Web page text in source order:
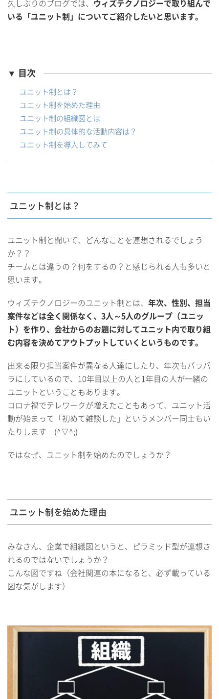
久しぶりのブログでは、 ウィズテクノロジーで取り組んで
いる「ユニット制」についてご紹介したいと思います。
▼ 目次
ユニット制とは？
ユニット制を始めた理由
ユニット制の組織図とは
ユニット制の具体的な活動内容は？
ユニット制を導入してみて
ユニット制とは？
ユニット制と聞いて、どんなことを連想されるでしょう
か？？
チームとは違うの？何をするの？と感じられる人も多いと
思います。
ウィズテクノロジーのユニット制とは、 年次、性別、担当
案件などは全く関係なく、3人～5人のグループ（ユニッ
ト）を作り、会社からのお題に対してユニット内で取り組
む内容を決めてアウトプットしていくというものです。
出来る限り担当案件が異なる人達にしたり、年次もバラバ
ラにしているので、10年目以上の人と1年目の人が一緒の
ユニットということもあります。
コロナ禍でテレワークが増えたこともあって、ユニット活
動が始まって「初めて雑談した」というメンバー同士もい
たりします (^▽^;)
ではなぜ、ユニット制を始めたのでしょうか？
ユニット制を始めた理由
みなさん、企業で組織図というと、ピラミッド型が連想さ
れるのではないでしょうか？
こんな図ですね（会社関連の本になると、必ず載っている
図な気がします）